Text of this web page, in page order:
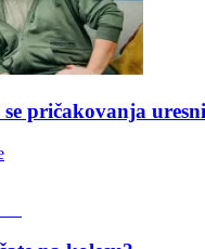
pričakovanja